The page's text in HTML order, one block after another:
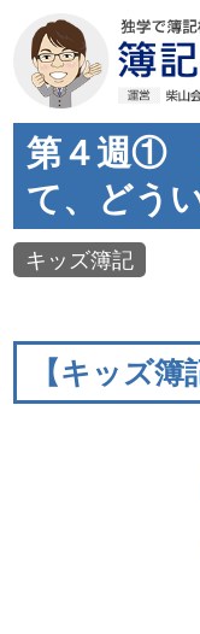
第４週①
て、どう
キッズ簿記
【キッズ簿